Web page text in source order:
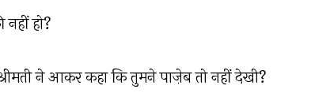
हो?
ने आकर कहा कि तुमने पाज़ेब तो नहीं देखी?